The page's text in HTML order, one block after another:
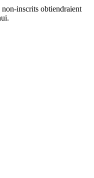
inscrits obtiendraient